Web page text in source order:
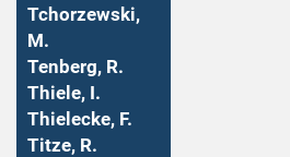
Tchorzewski,
M.
Tenberg, R.
Thiele, I.
Thielecke, F.
Titze, R.